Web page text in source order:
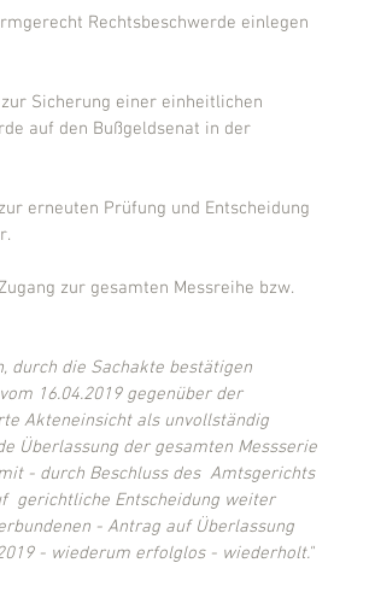
Rechtsbeschwerde einlegen
Sicherung einer einheitlichen
auf den Bußgeldsenat in der
erneuten Prüfung und Entscheidung
zur gesamten Messreihe bzw.
durch die Sachakte bestätigen
16.04.2019 gegenüber der
Akteneinsicht als unvollständig
Überlassung der gesamten Messserie
- durch Beschluss des  Amtsgerichts
gerichtliche Entscheidung weiter
- Antrag auf Überlassung
- wiederum erfolglos - wiederholt."